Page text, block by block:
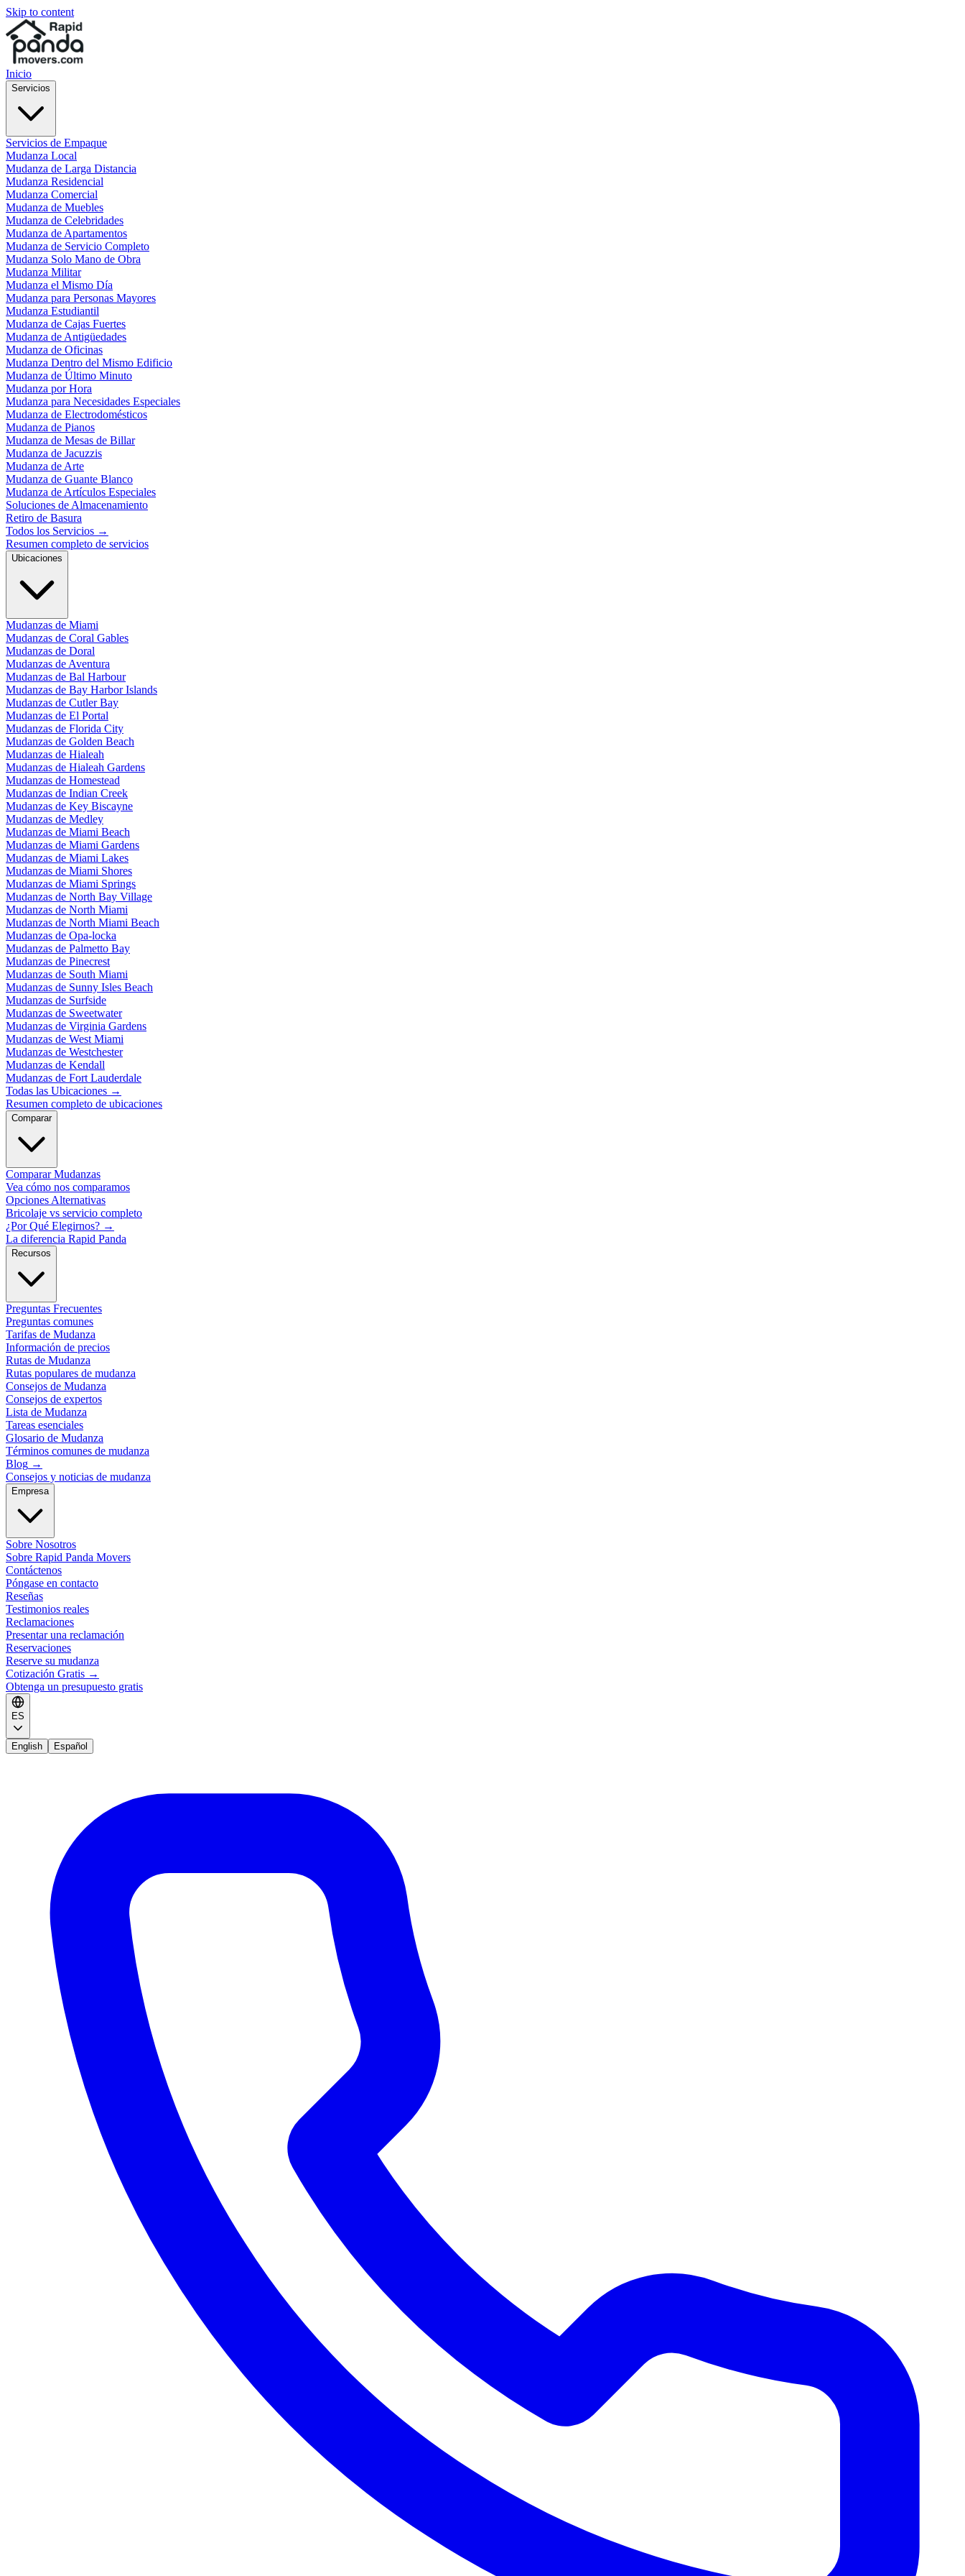
Skip to content
Inicio
Servicios
Servicios de Empaque
Mudanza Local
Mudanza de Larga Distancia
Mudanza Residencial
Mudanza Comercial
Mudanza de Muebles
Mudanza de Celebridades
Mudanza de Apartamentos
Mudanza de Servicio Completo
Mudanza Solo Mano de Obra
Mudanza Militar
Mudanza el Mismo Día
Mudanza para Personas Mayores
Mudanza Estudiantil
Mudanza de Cajas Fuertes
Mudanza de Antigüedades
Mudanza de Oficinas
Mudanza Dentro del Mismo Edificio
Mudanza de Último Minuto
Mudanza por Hora
Mudanza para Necesidades Especiales
Mudanza de Electrodomésticos
Mudanza de Pianos
Mudanza de Mesas de Billar
Mudanza de Jacuzzis
Mudanza de Arte
Mudanza de Guante Blanco
Mudanza de Artículos Especiales
Soluciones de Almacenamiento
Retiro de Basura
Todos los Servicios →
Resumen completo de servicios
Ubicaciones
Mudanzas de Miami
Mudanzas de Coral Gables
Mudanzas de Doral
Mudanzas de Aventura
Mudanzas de Bal Harbour
Mudanzas de Bay Harbor Islands
Mudanzas de Cutler Bay
Mudanzas de El Portal
Mudanzas de Florida City
Mudanzas de Golden Beach
Mudanzas de Hialeah
Mudanzas de Hialeah Gardens
Mudanzas de Homestead
Mudanzas de Indian Creek
Mudanzas de Key Biscayne
Mudanzas de Medley
Mudanzas de Miami Beach
Mudanzas de Miami Gardens
Mudanzas de Miami Lakes
Mudanzas de Miami Shores
Mudanzas de Miami Springs
Mudanzas de North Bay Village
Mudanzas de North Miami
Mudanzas de North Miami Beach
Mudanzas de Opa-locka
Mudanzas de Palmetto Bay
Mudanzas de Pinecrest
Mudanzas de South Miami
Mudanzas de Sunny Isles Beach
Mudanzas de Surfside
Mudanzas de Sweetwater
Mudanzas de Virginia Gardens
Mudanzas de West Miami
Mudanzas de Westchester
Mudanzas de Kendall
Mudanzas de Fort Lauderdale
Todas las Ubicaciones →
Resumen completo de ubicaciones
Comparar
Comparar Mudanzas
Vea cómo nos comparamos
Opciones Alternativas
Bricolaje vs servicio completo
¿Por Qué Elegirnos? →
La diferencia Rapid Panda
Recursos
Preguntas Frecuentes
Preguntas comunes
Tarifas de Mudanza
Información de precios
Rutas de Mudanza
Rutas populares de mudanza
Consejos de Mudanza
Consejos de expertos
Lista de Mudanza
Tareas esenciales
Glosario de Mudanza
Términos comunes de mudanza
Blog →
Consejos y noticias de mudanza
Empresa
Sobre Nosotros
Sobre Rapid Panda Movers
Contáctenos
Póngase en contacto
Reseñas
Testimonios reales
Reclamaciones
Presentar una reclamación
Reservaciones
Reserve su mudanza
Cotización Gratis →
Obtenga un presupuesto gratis
ES
English Español